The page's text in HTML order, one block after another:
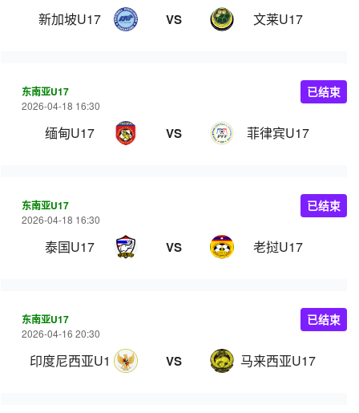
新加坡U17 VS 文莱U17
东南亚U17
2026-04-18 16:30
缅甸U17 VS 菲律宾U17
已结束
东南亚U17
2026-04-18 16:30
泰国U17 VS 老挝U17
已结束
东南亚U17
2026-04-16 20:30
印度尼西亚U17 VS 马来西亚U17
已结束